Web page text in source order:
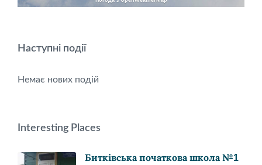
Наступні події
Немає нових подій
Interesting Places
Битківська початкова школа №1